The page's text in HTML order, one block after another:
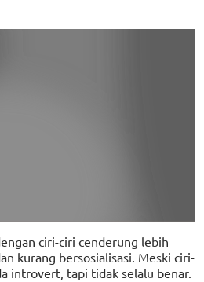
ciri-ciri cenderung lebih
kurang bersosialisasi. Meski ciri-
introvert, tapi tidak selalu benar.